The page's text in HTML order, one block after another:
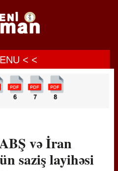
< <
və İran
saziş layihəsi